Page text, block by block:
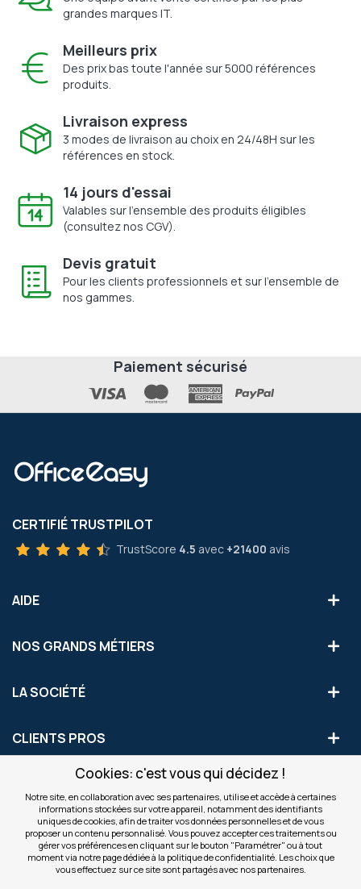
Cookies: c'est vous qui décidez !
Notre site, en collaboration avec ses partenaires, utilise et accède à certaines
informations stockées sur votre appareil, notamment des identifiants
uniques de cookies, afin de traiter vos données personnelles et de vous
proposer un contenu personnalisé. Vous pouvez accepter ces traitements ou
gérer vos préférences en cliquant sur le bouton "Paramétrer" ou à tout
moment via notre page dédiée à la politique de confidentialité. Les choix que
vous effectuez sur ce site sont partagés avec nos partenaires.
grandes marques IT.
Meilleurs prix
Des prix bas toute l'année sur 5000 références
produits.
Livraison express
3 modes de livraison au choix en 24/48H sur les
références en stock.
14 jours d'essai
Valables sur l'ensemble des produits éligibles
(consultez nos CGV).
Devis gratuit
Pour les clients professionnels et sur l'ensemble de
nos gammes.
Paiement sécurisé
CERTIFIÉ TRUSTPILOT
TrustScore 4.5 avec +21400 avis
AIDE
NOS GRANDS MÉTIERS
LA SOCIÉTÉ
CLIENTS PROS
S'INSCRIRE AUX OFFRES COMMERCIALES
Inscription
notre
newsletter
Valider